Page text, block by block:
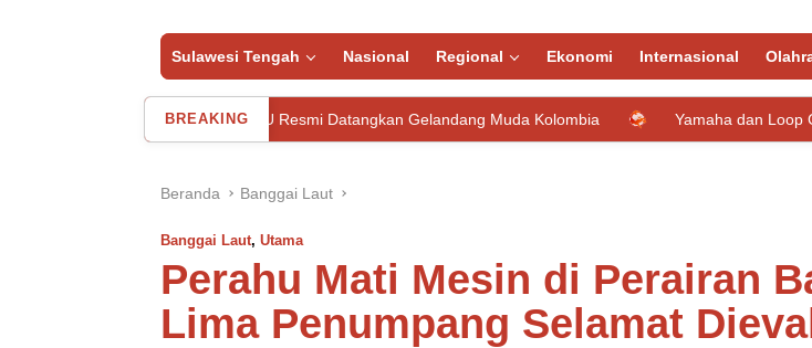
Sulawesi Tengah Nasional Regional Ekonomi Internasional
BREAKING
Rekrutan Baru, MU Resmi Datangkan Gelandang Muda Kolombia Yamaha dan Loop Circle
Beranda Banggai Laut
Banggai Laut, Utama
Perahu Mati Mesin di Perairan
Lima Penumpang Selamat